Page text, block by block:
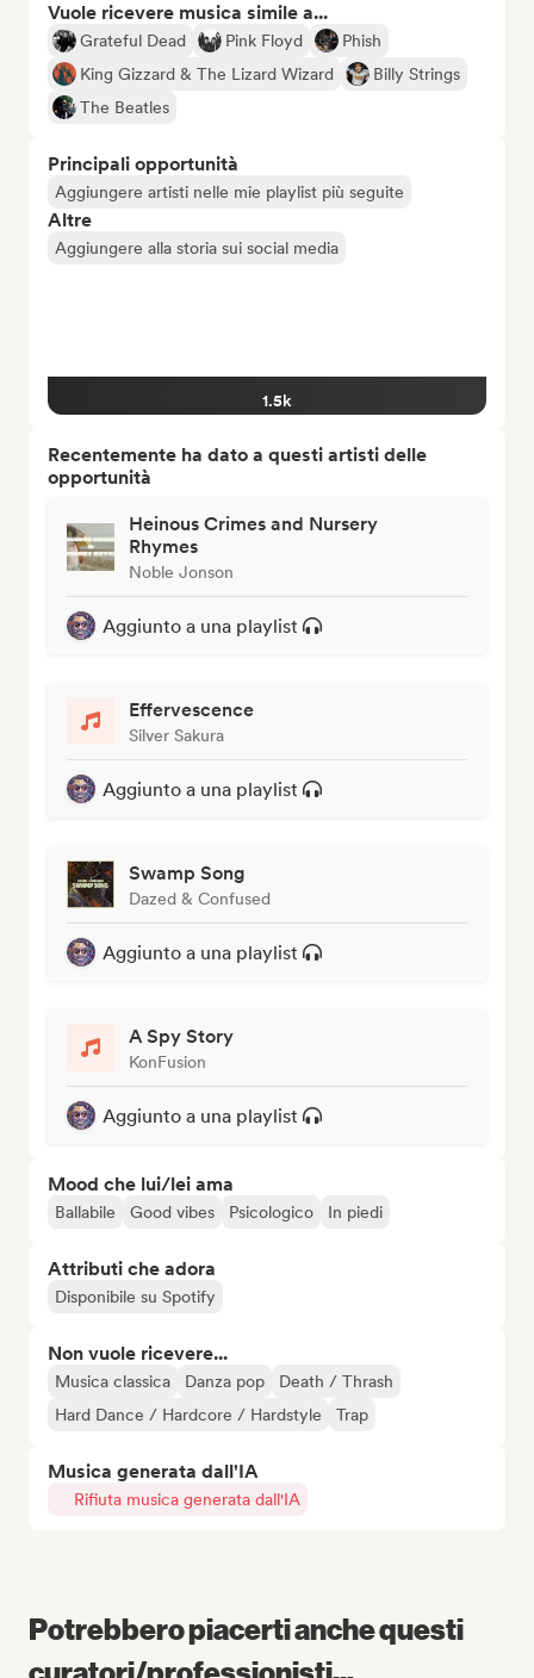
Vuole ricevere musica simile a...
Grateful Dead Pink Floyd
Phish
King Gizzard & The Lizard Wizard
Billy Strings
The Beatles
Principali opportunità
Aggiungere artisti nelle mie playlist più seguite
Altre
Aggiungere alla storia sui social media
1.5k
Recentemente ha dato a questi artisti delle
opportunità
Heinous Crimes and Nursery
Rhymes
Noble Jonson
Aggiunto a una playlist
Effervescence
Silver Sakura
Aggiunto a una playlist
Swamp Song
Dazed & Confused
Aggiunto a una playlist
A Spy Story
KonFusion
Aggiunto a una playlist
Mood che lui/lei ama
Ballabile Good vibes Psicologico In piedi
Attributi che adora
Disponibile su Spotify
Non vuole ricevere...
Musica classica Danza pop
Death / Thrash
Hard Dance / Hardcore / Hardstyle
Trap
Musica generata dall'IA
Rifiuta musica generata dall'IA
Potrebbero piacerti anche questi
curatori/professionisti...